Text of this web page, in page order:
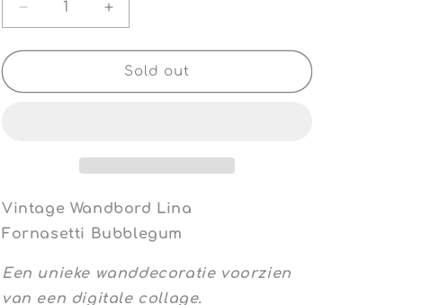
Decrease
quantity
for
Wandbord
Increase
quantity
for
Vintage
Wandbord
Sold out
Vintage Wandbord Lina
Fornasetti Bubblegum
Een unieke wanddecoratie voorzien
van een digitale collage.